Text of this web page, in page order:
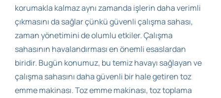
korumakla kalmaz aynı zamanda işlerin daha verimli
çıkmasını da sağlar çünkü güvenli çalışma sahası,
zaman yönetimini de olumlu etkiler. Çalışma
sahasının havalandırması en önemli esaslardan
biridir. Bugün konumuz, bu temiz havayı sağlayan ve
çalışma sahasını daha güvenli bir hale getiren toz
emme makinası. Toz emme makinası, toz toplama